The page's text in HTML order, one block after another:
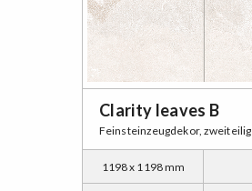
Clarity leaves B
Feinsteinzeugdekor, zweiteilig
1198 x 1198 mm